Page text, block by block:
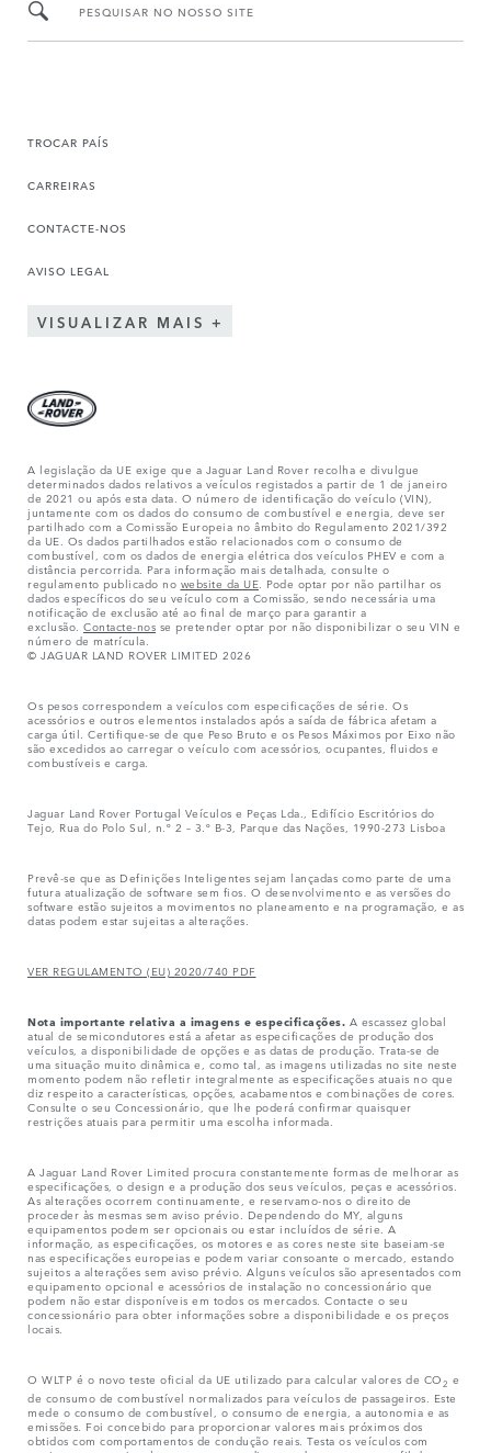
PESQUISAR NO NOSSO SITE
TROCAR PAÍS
CARREIRAS
CONTACTE-NOS
AVISO LEGAL
VISUALIZAR MAIS
A legislação da UE exige que a Jaguar Land Rover recolha e divulgue
determinados dados relativos a veículos registados a partir de 1 de janeiro
de 2021 ou após esta data. O número de identificação do veículo (VIN),
juntamente com os dados do consumo de combustível e energia, deve ser
partilhado com a Comissão Europeia no âmbito do Regulamento 2021/392
da UE. Os dados partilhados estão relacionados com o consumo de
combustível, com os dados de energia elétrica dos veículos PHEV e com a
distância percorrida. Para informação mais detalhada, consulte o
regulamento publicado no website da UE. Pode optar por não partilhar os
dados específicos do seu veículo com a Comissão, sendo necessária uma
notificação de exclusão até ao final de março para garantir a
exclusão. Contacte-nos se pretender optar por não disponibilizar o seu VIN e
número de matrícula.
© JAGUAR LAND ROVER LIMITED 2026
Os pesos correspondem a veículos com especificações de série. Os
acessórios e outros elementos instalados após a saída de fábrica afetam a
carga útil. Certifique-se de que Peso Bruto e os Pesos Máximos por Eixo não
são excedidos ao carregar o veículo com acessórios, ocupantes, fluidos e
combustíveis e carga.
Jaguar Land Rover Portugal Veículos e Peças Lda., Edifício Escritórios do
Tejo, Rua do Polo Sul, n.º 2 – 3.º B-3, Parque das Nações, 1990-273 Lisboa
Prevê-se que as Definições Inteligentes sejam lançadas como parte de uma
futura atualização de software sem fios. O desenvolvimento e as versões do
software estão sujeitos a movimentos no planeamento e na programação, e as
datas podem estar sujeitas a alterações.
VER REGULAMENTO (EU) 2020/740 PDF
Nota importante relativa a imagens e especificações. A escassez global
atual de semicondutores está a afetar as especificações de produção dos
veículos, a disponibilidade de opções e as datas de produção. Trata-se de
uma situação muito dinâmica e, como tal, as imagens utilizadas no site neste
momento podem não refletir integralmente as especificações atuais no que
diz respeito a características, opções, acabamentos e combinações de cores.
Consulte o seu Concessionário, que lhe poderá confirmar quaisquer
restrições atuais para permitir uma escolha informada.
A Jaguar Land Rover Limited procura constantemente formas de melhorar as
especificações, o design e a produção dos seus veículos, peças e acessórios.
As alterações ocorrem continuamente, e reservamo-nos o direito de
proceder às mesmas sem aviso prévio. Dependendo do MY, alguns
equipamentos podem ser opcionais ou estar incluídos de série. A
informação, as especificações, os motores e as cores neste site baseiam-se
nas especificações europeias e podem variar consoante o mercado, estando
sujeitos a alterações sem aviso prévio. Alguns veículos são apresentados com
equipamento opcional e acessórios de instalação no concessionário que
podem não estar disponíveis em todos os mercados. Contacte o seu
concessionário para obter informações sobre a disponibilidade e os preços
locais.
O WLTP é o novo teste oficial da UE utilizado para calcular valores de CO2 e
de consumo de combustível normalizados para veículos de passageiros. Este
mede o consumo de combustível, o consumo de energia, a autonomia e as
emissões. Foi concebido para proporcionar valores mais próximos dos
obtidos com comportamentos de condução reais. Testa os veículos com